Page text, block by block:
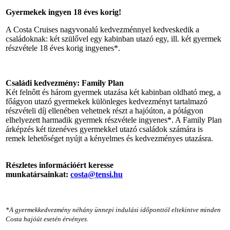
Gyermekek ingyen 18 éves korig!
A Costa Cruises nagyvonalú kedvezménnyel kedveskedik a
családoknak: két szülővel egy kabinban utazó egy, ill. két gyermek
részvétele 18 éves korig ingyenes*.
Családi kedvezmény: Family Plan
Két felnôtt és három gyermek utazása két kabinban oldható meg, a
főágyon utazó gyermekek különleges kedvezményt tartalmazó
részvételi díj ellenében vehetnek részt a hajóúton, a pótágyon
elhelyezett harmadik gyermek részvétele ingyenes*. A Family Plan
árképzés két tizenéves gyermekkel utazó családok számára is
remek lehetőséget nyújt a kényelmes és kedvezményes utazásra.
Részletes információért keresse
munkatársainkat: costa@tensi.hu
*A gyermekkedvezmény néhány ünnepi indulási időponttól eltekintve minden
Costa hajóút esetén érvényes.